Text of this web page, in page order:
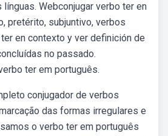
Webconjugar verbo ter en
pretérito, subjuntivo, verbos
en contexto y ver definición de
no passado.
ter em português.
conjugador de verbos
das formas irregulares e
o verbo ter em português